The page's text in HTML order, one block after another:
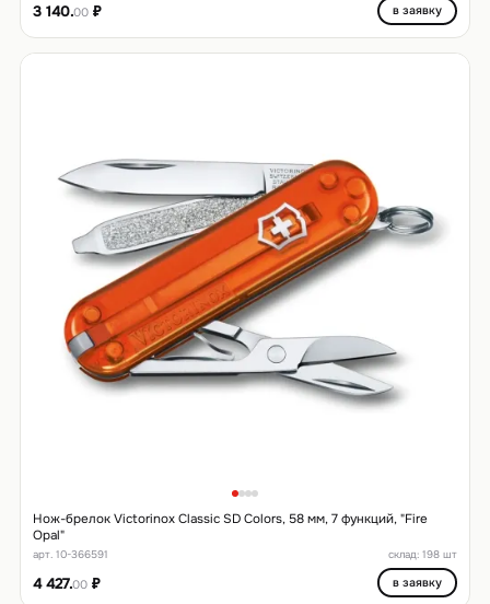
3 140.00₽ в заявку
Нож-брелок Victorinox Classic SD Colors, 58 мм, 7 функций, "Fire
Opal"
арт. 10-366591 склад: 198 шт
4 427.00₽ в заявку